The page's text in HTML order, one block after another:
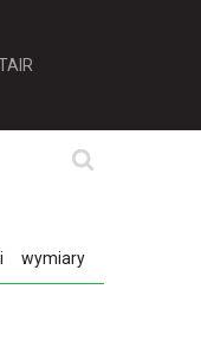
wymiary